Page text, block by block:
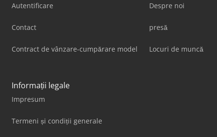
Autentificare
Contact
Contract de vânzare-cumpărare model
Despre noi
presă
Locuri de muncă
Informații legale
Impresum
Termeni și condiții generale